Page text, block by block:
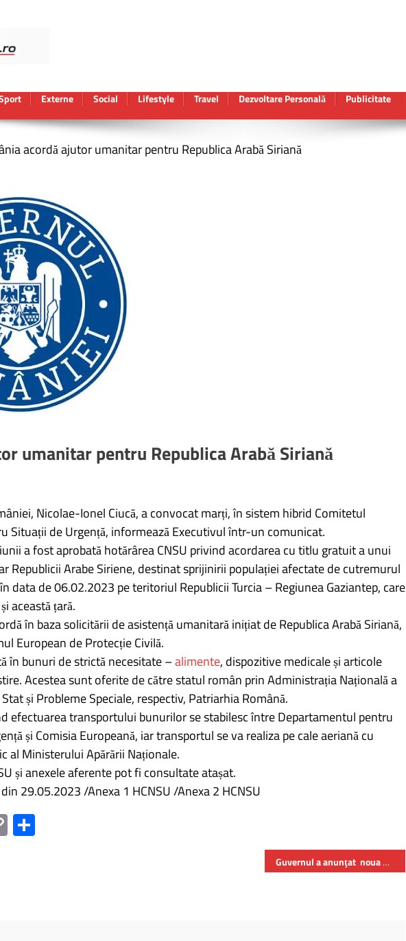
Externe Social Lifestyle Travel Dezvoltare Personală Publicitate
acordă ajutor umanitar pentru Republica Arabă Siriană
umanitar pentru Republica Arabă Siriană
Nicolae-Ionel Ciucă, a convocat marți, în sistem hibrid Comitetul
Situații de Urgență, informează Executivul într-un comunicat.
a fost aprobată hotărârea CNSU privind acordarea cu titlu gratuit a unui
Republicii Arabe Siriene, destinat sprijinirii populației afectate de cutremurul
data de 06.02.2023 pe teritoriul Republicii Turcia – Regiunea Gaziantep, care
această țară.
în baza solicitării de asistență umanitară inițiat de Republica Arabă Siriană,
European de Protecție Civilă.
în bunuri de strictă necesitate –alimente, dispozitive medicale și articole
Acestea sunt oferite de către statul român prin Administrația Națională a
și Probleme Speciale, respectiv, Patriarhia Română.
efectuarea transportului bunurilor se stabilesc între Departamentul pentru
și Comisia Europeană, iar transportul se va realiza pe cale aeriană cu
al Ministerului Apărării Naționale.
și anexele aferente pot fi consultate atașat.
29.05.2023 /Anexa 1 HCNSU /Anexa 2 HCNSU
C
o
P
Guvernul a anunţat noua ofertă către sindicatele din educaţie – în urma întâlnirii cu premierul Nicolae Ciucă